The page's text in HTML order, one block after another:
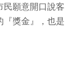
民願意開口說客
『獎金』，也是